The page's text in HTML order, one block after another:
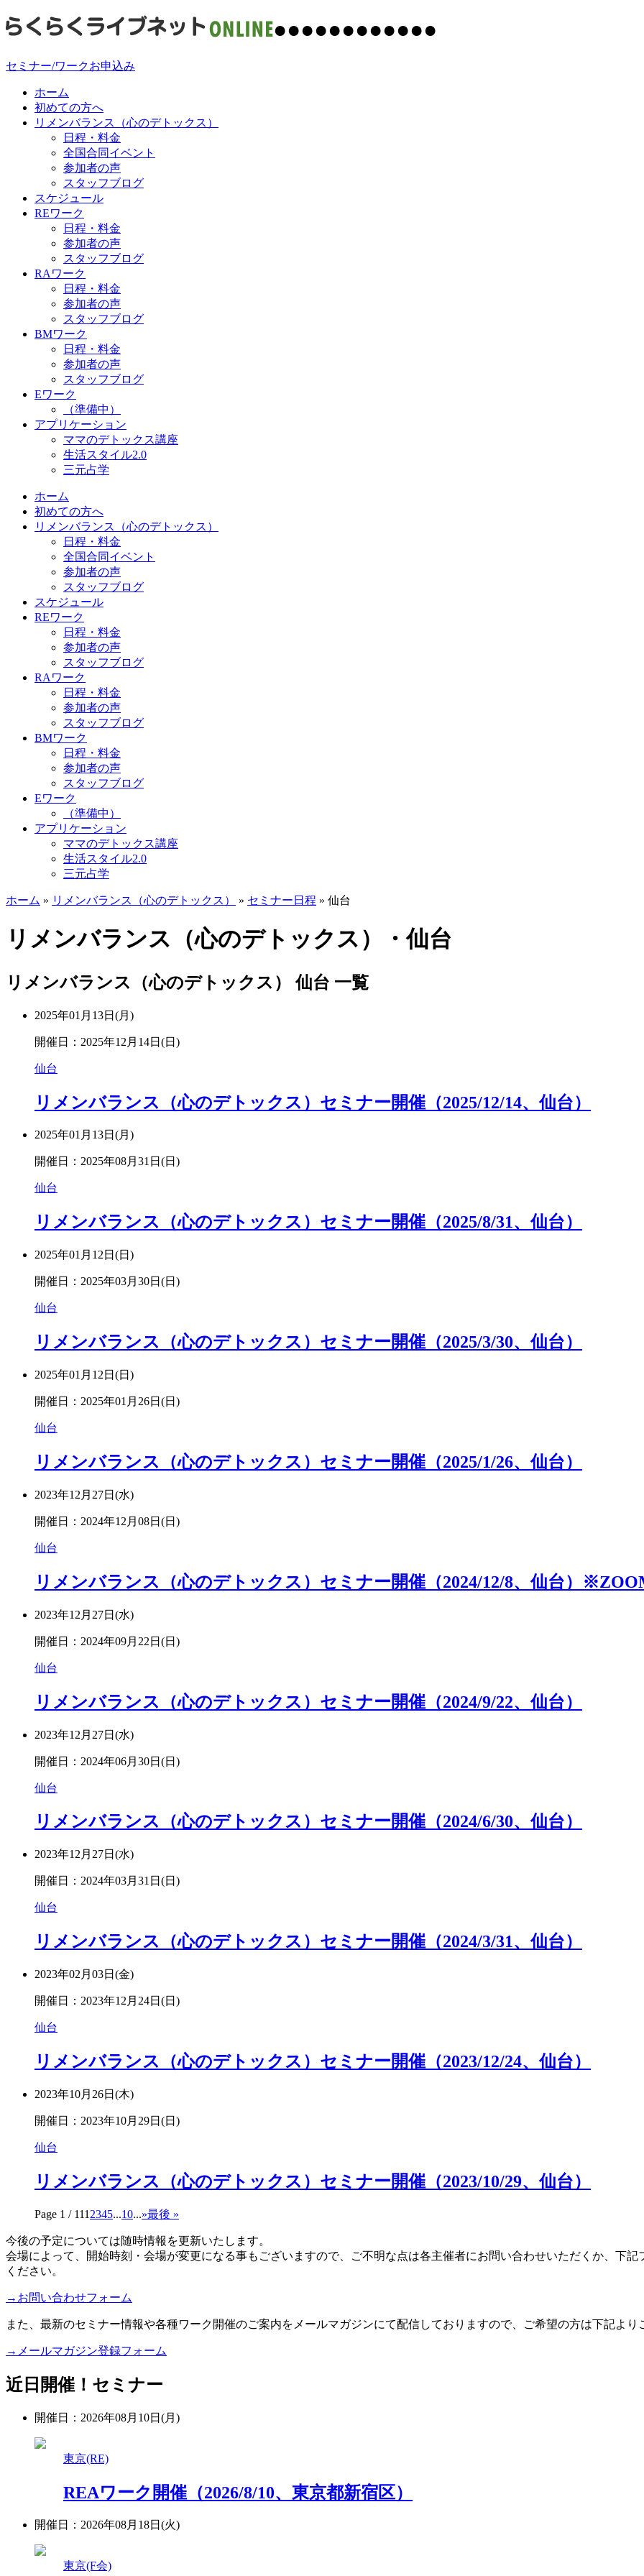
●●●●●●●●●●●●
セミナー/ワークお申込み
ホーム
初めての方へ
リメンバランス（心のデトックス）
日程・料金
全国合同イベント
参加者の声
スタッフブログ
スケジュール
REワーク
日程・料金
参加者の声
スタッフブログ
RAワーク
日程・料金
参加者の声
スタッフブログ
BMワーク
日程・料金
参加者の声
スタッフブログ
Eワーク
（準備中）
アプリケーション
ママのデトックス講座
生活スタイル2.0
三元占学
ホーム
初めての方へ
リメンバランス（心のデトックス）
日程・料金
全国合同イベント
参加者の声
スタッフブログ
スケジュール
REワーク
日程・料金
参加者の声
スタッフブログ
RAワーク
日程・料金
参加者の声
スタッフブログ
BMワーク
日程・料金
参加者の声
スタッフブログ
Eワーク
（準備中）
アプリケーション
ママのデトックス講座
生活スタイル2.0
三元占学
ホーム » リメンバランス（心のデトックス） » セミナー日程 » 仙台
リメンバランス（心のデトックス）・仙台
リメンバランス（心のデトックス） 仙台 一覧
2025年01月13日(月)
開催日：2025年12月14日(日)
仙台
リメンバランス（心のデトックス）セミナー開催（2025/12/14、仙台）
2025年01月13日(月)
開催日：2025年08月31日(日)
仙台
リメンバランス（心のデトックス）セミナー開催（2025/8/31、仙台）
2025年01月12日(日)
開催日：2025年03月30日(日)
仙台
リメンバランス（心のデトックス）セミナー開催（2025/3/30、仙台）
2025年01月12日(日)
開催日：2025年01月26日(日)
仙台
リメンバランス（心のデトックス）セミナー開催（2025/1/26、仙台）
2023年12月27日(水)
開催日：2024年12月08日(日)
仙台
リメンバランス（心のデトックス）セミナー開催（2024/12/8、仙台）
2023年12月27日(水)
開催日：2024年09月22日(日)
仙台
リメンバランス（心のデトックス）セミナー開催（2024/9/22、仙台）
2023年12月27日(水)
開催日：2024年06月30日(日)
仙台
リメンバランス（心のデトックス）セミナー開催（2024/6/30、仙台）
2023年12月27日(水)
開催日：2024年03月31日(日)
仙台
リメンバランス（心のデトックス）セミナー開催（2024/3/31、仙台）
2023年02月03日(金)
開催日：2023年12月24日(日)
仙台
リメンバランス（心のデトックス）セミナー開催（2023/12/24、仙台）
2023年10月26日(木)
開催日：2023年10月29日(日)
仙台
リメンバランス（心のデトックス）セミナー開催（2023/10/29、仙台）
Page 1 / 111 2345...10...»最後 »
今後の予定については随時情報を更新いたします。
会場によって、開始時刻・会場が変更になる事もございますので、ご不明な点は各主催者にお問い合わせいただくか、下
ください。
→お問い合わせフォーム
また、最新のセミナー情報や各種ワーク開催のご案内をメールマガジンにて配信しておりますので、ご希望の方は下記より
→メールマガジン登録フォーム
近日開催！セミナー
開催日：2026年08月10日(月)
東京(RE)
REAワーク開催（2026/8/10、東京都新宿区）
開催日：2026年08月18日(火)
東京(F会)